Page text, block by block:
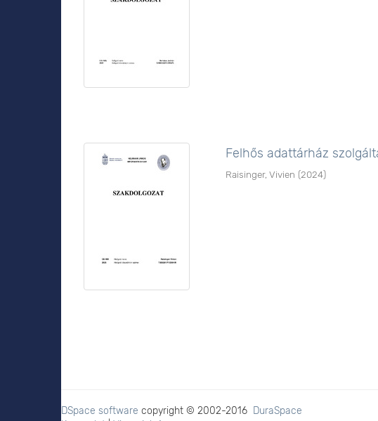
Felhős adattárház
Raisinger, Vivien (2024)
DSpace software copyright © 2002-2016 DuraSpace